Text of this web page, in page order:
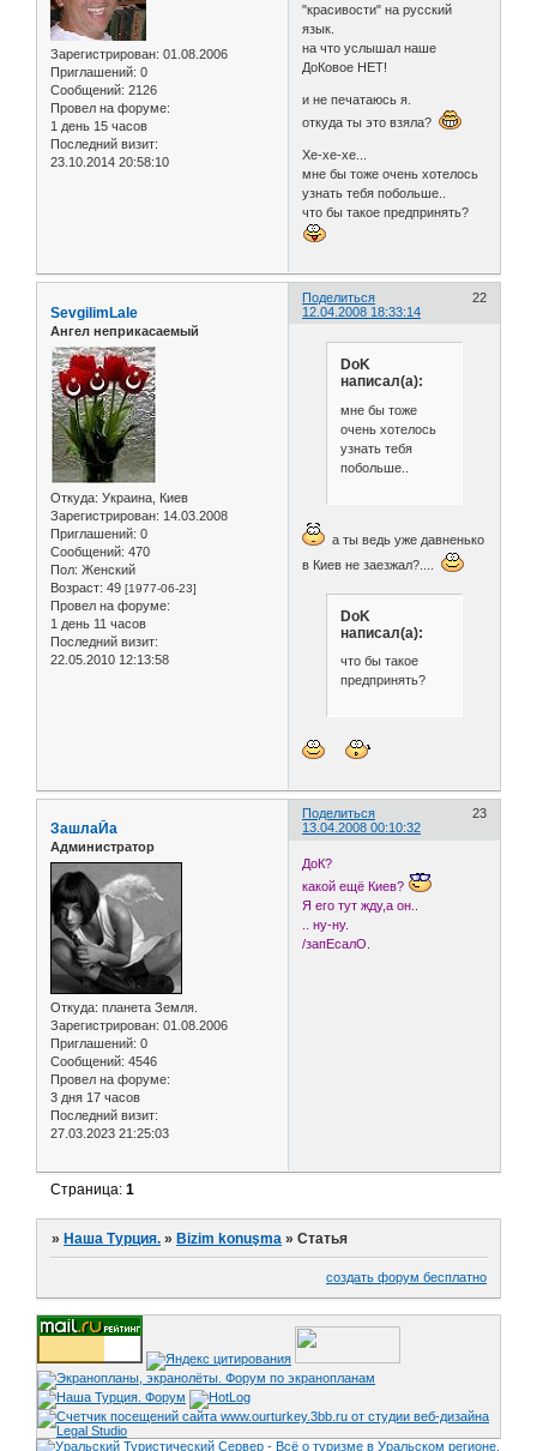
Зарегистрирован: 01.08.2006
Приглашений: 0
Сообщений: 2126
Провел на форуме:
1 день 15 часов
Последний визит:
23.10.2014 20:58:10
"красивости" на русский
язык.
на что услышал наше
ДоКовое НЕТ!
и не печатаюсь я.
откуда ты это взяла?
Хе-хе-хе...
мне бы тоже очень хотелось
узнать тебя побольше..
что бы такое предпринять?
Поделиться
22
12.04.2008 18:33:14
SevgilimLale
Ангел неприкасаемый
Откуда: Украина, Киев
Зарегистрирован: 14.03.2008
Приглашений: 0
Сообщений: 470
Пол: Женский
Возраст: 49 [1977-06-23]
Провел на форуме:
1 день 11 часов
Последний визит:
22.05.2010 12:13:58
DoK
написал(а):
мне бы тоже
очень хотелось
узнать тебя
побольше..
а ты ведь уже давненько
в Киев не заезжал?....
DoK
написал(а):
что бы такое
предпринять?
Поделиться
23
13.04.2008 00:10:32
ЗашлаЙа
Администратор
Откуда: планета Земля.
Зарегистрирован: 01.08.2006
Приглашений: 0
Сообщений: 4546
Провел на форуме:
3 дня 17 часов
Последний визит:
27.03.2023 21:25:03
ДоК?
какой ещё Киев?
Я его тут жду,а он..
.. ну-ну.
/запЕсалО.
Страница:1
» Наша Турция. » Bizim konuşma »Статья
создать форум бесплатно